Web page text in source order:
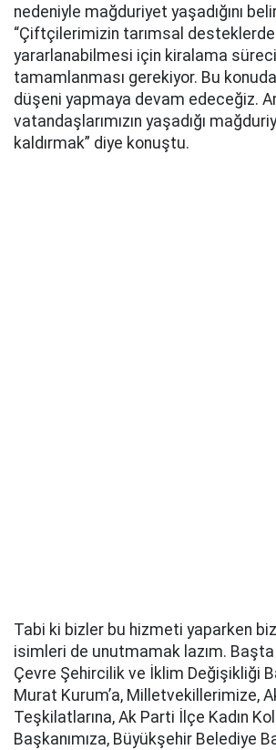
nedeniyle mağduriyet yaşadığını
“Çiftçilerimizin tarımsal
yararlanabilmesi için kiralama
tamamlanması gerekiyor. Bu
düşeni yapmaya devam edeceğiz.
vatandaşlarımızın yaşadığı
kaldırmak” diye konuştu.
Tabi ki bizler bu hizmeti yaparken
isimleri de unutmamak lazım.
Çevre Şehircilik ve İklim Değişikliği
Murat Kurum’a, Milletvekillerimize,
Teşkilatlarına, Ak Parti İlçe Kadın
Başkanımıza, Büyükşehir Belediye